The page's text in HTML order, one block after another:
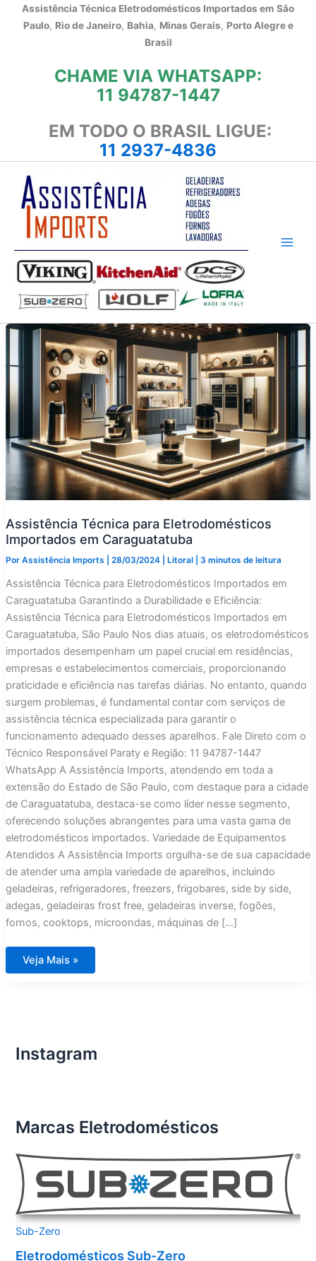
Assistência Técnica Eletrodomésticos Importados em São
Paulo, Rio de Janeiro, Bahia, Minas Gerais, Porto Alegre e
Brasil
CHAME VIA WHATSAPP:
11 94787-1447
EM TODO O BRASIL LIGUE:
11 2937-4836
Assistência Técnica para Eletrodomésticos
Importados em Caraguatatuba
Por Assistência Imports 28/03/2024 Litoral| 3 minutos de leitura
Assistência Técnica para Eletrodomésticos Importados em
Caraguatatuba Garantindo a Durabilidade e Eficiência:
Assistência Técnica para Eletrodomésticos Importados em
Caraguatatuba, São Paulo Nos dias atuais, os eletrodomésticos
importados desempenham um papel crucial em residências,
empresas e estabelecimentos comerciais, proporcionando
praticidade e eficiência nas tarefas diárias. No entanto, quando
surgem problemas, é fundamental contar com serviços de
assistência técnica especializada para garantir o
funcionamento adequado desses aparelhos. Fale Direto com o
Técnico Responsável Paraty e Região: 11 94787-1447
WhatsApp A Assistência Imports, atendendo em toda a
extensão do Estado de São Paulo, com destaque para a cidade
de Caraguatatuba, destaca-se como líder nesse segmento,
oferecendo soluções abrangentes para uma vasta gama de
eletrodomésticos importados. Variedade de Equipamentos
Atendidos A Assistência Imports orgulha-se de sua capacidade
de atender uma ampla variedade de aparelhos, incluindo
geladeiras, refrigeradores, freezers, frigobares, side by side,
adegas, geladeiras frost free, geladeiras inverse, fogões,
fornos, cooktops, microondas, máquinas de […]
Assistência
Técnica
Veja Mais »
Instagram
Marcas Eletrodomésticos
Sub-Zero
Eletrodomésticos Sub-Zero